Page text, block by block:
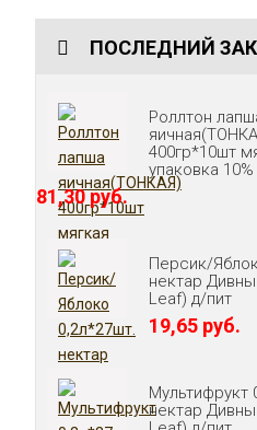
ПОСЛЕДНИЙ
Роллтон
400гр*10шт
упаковка 10%
81,30 руб.
Персик/
нектар
Leaf) д/пит
19,65 руб.
Мультифрукт
нектар